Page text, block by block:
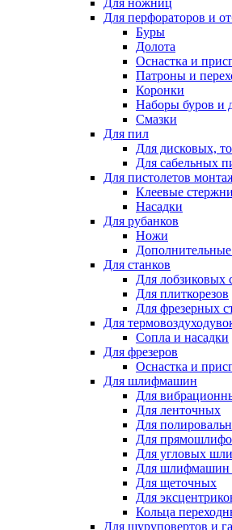
Для ножниц
Для перфораторов и
Буры
Долота
Оснастка и
Патроны и
Коронки
Наборы буров и
Смазки
Для пил
Для дисковых,
Для сабельных
Для пистолетов
Клеевые стержни
Насадки
Для рубанков
Ножи
Для станков
Для лобзиковых
Для плиткорезов
Для фрезерных
Для
Сопла и насадки
Для фрезеров
Оснастка и
Для шлифмашин
Для
Для ленточных
Для
Для
Для угловых
Для шлифмашин
Для щеточных
Для
Кольца
Для шуруповертов и